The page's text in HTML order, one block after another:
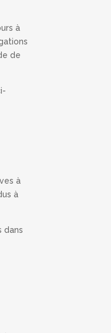
à
de
à
à
dans